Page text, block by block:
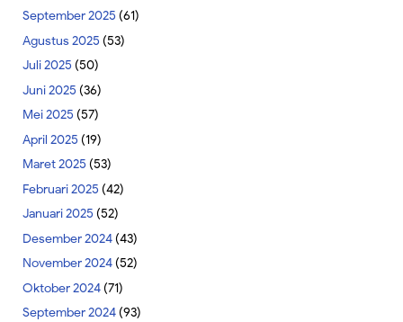
September 2025 (61)
Agustus 2025 (53)
Juli 2025 (50)
Juni 2025 (36)
Mei 2025 (57)
April 2025 (19)
Maret 2025 (53)
Februari 2025 (42)
Januari 2025 (52)
Desember 2024(43)
November 2024(52)
Oktober 2024(71)
September 2024(93)